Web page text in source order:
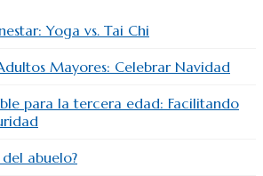
Yoga vs. Tai Chi
Mayores: Celebrar Navidad
para la tercera edad: Facilitando
abuelo?